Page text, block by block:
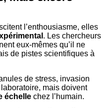
l’enthousiasme, elles
. Les chercheurs
eux-mêmes qu’il ne
de pistes scientifiques à
de stress, invasion
mais doivent
échelle chez l’humain.